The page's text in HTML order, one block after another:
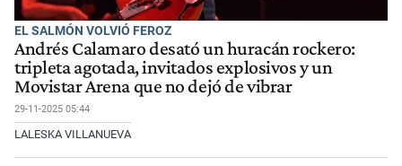
EL SALMÓN VOLVIÓ FEROZ
Andrés Calamaro desató un huracán rockero:
tripleta agotada, invitados explosivos y un
Movistar Arena que no dejó de vibrar
29-11-2025 05:44
LALESKA VILLANUEVA